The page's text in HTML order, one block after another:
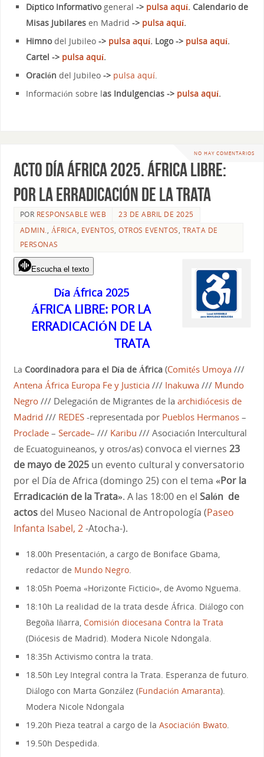
Díptico Informativogeneral-> pulsa aquí. Calendario de
Misas Jubilaresen Madrid-> pulsa aquí.
Himnodel Jubileo-> pulsa aquí. Logo -> pulsa aquí.
Cartel -> pulsa aquí.
Oración del Jubileo-> pulsa aquí
Información sobre las Indulgencias -> pulsa aquí.
NO HAY COMENTARIOS
Acto Día África 2025. África Libre:
por la erradicación de la trata
POR RESPONSABLE WEB
23 DE ABRIL DE 2025
ADMIN., ÁFRICA, EVENTOS,OTROS EVENTOS, TRATA DE
PERSONAS
Escucha el texto
Día África 2025
ÁFRICA LIBRE: POR LA
ERRADICACIÓN DE LA
TRATA
La Coordinadora para el Día de África (Comités Umoya///
Antena África Europa Fe y Justicia/// Inakuwa/// Mundo
Negro/// Delegación de Migrantes de la archidiócesis de
Madrid /// REDES-representada por Pueblos Hermanos–
Proclade– Sercade– /// Karibu /// Asociación Intercultural
de Ecuatoguineanos, y otros/as) convoca el viernes 23
de mayo de 2025un evento cultural y conversatorio
por el Día de Africa (domingo 25) con el tema «Por la
Erradicación de la Trata». A las 18:00 en el Salón de
actosdel Museo Nacional de Antropología (Paseo
Infanta Isabel, 2-Atocha-).
18.00h Presentación, a cargo de Boniface Gbama,
redactor de Mundo Negro.
18:05h Poema «Horizonte Ficticio», de Avomo Nguema.
18:10h La realidad de la trata desde África. Diálogo con
Begoña Iñarra,Comisión diocesana Contra la Trata
(Diócesis de Madrid). Modera Nicole Ndongala.
18:35h Activismo contra la trata.
18.50h Ley Integral contra la Trata. Esperanza de futuro.
Diálogo con Marta González (Fundación Amaranta).
Modera Nicole Ndongala
19.20h Pieza teatral a cargo de laAsociación Bwato.
19.50h Despedida.